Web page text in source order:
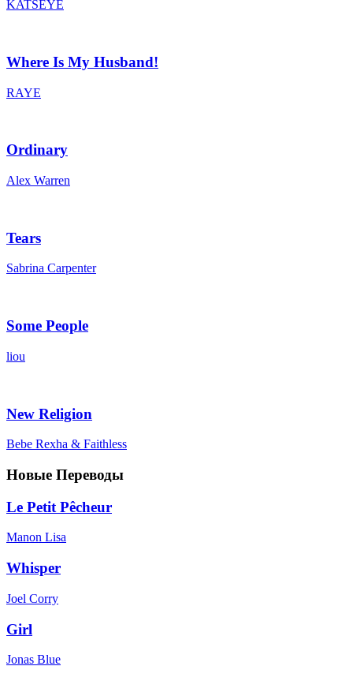
KATSEYE
Where Is My Husband!
RAYE
Ordinary
Alex Warren
Tears
Sabrina Carpenter
Some People
liou
New Religion
Bebe Rexha & Faithless
Новые Переводы
Le Petit Pêcheur
Manon Lisa
Whisper
Joel Corry
Girl
Jonas Blue